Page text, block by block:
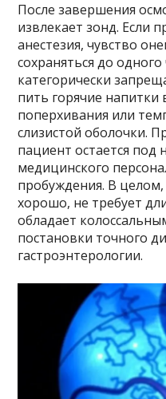
После завершения
извлекает зонд. Если
анестезия, чувство
сохраняться до
категорически
пить горячие напитки
поперхивания или
слизистой оболочки.
пациент остается под
медицинского
пробуждения. В
хорошо, не требует
обладает
постановки точного
гастроэнтерологии.